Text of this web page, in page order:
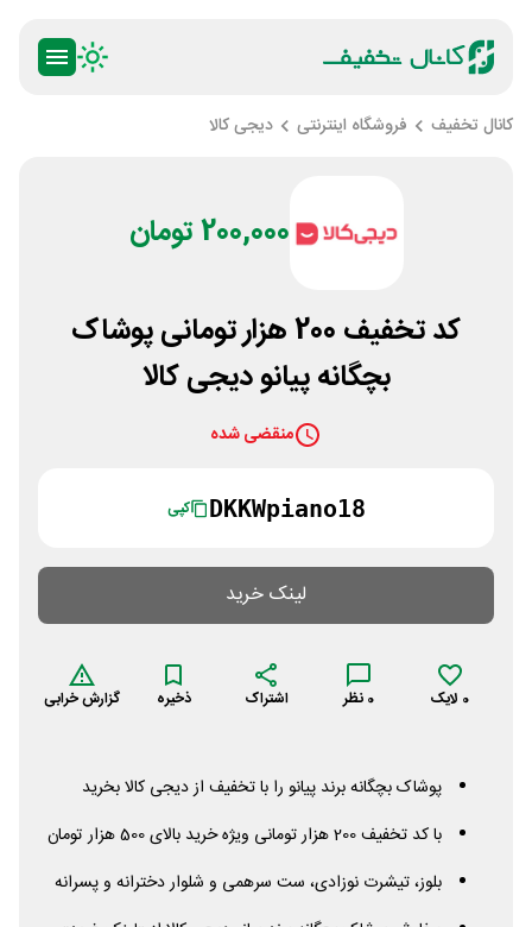
کانال تخفیف فروشگاه اینترنتی دیجی کالا
200,000 تومان
کد تخفیف 200 هزار تومانی پوشاک
بچگانه پیانو دیجی کالا
منقضی شده
DKKWpiano18 کپی
لینک خرید
0 لایک 0 نظر اشتراک ذخیره گزارش خرابی
پوشاک بچگانه برند پیانو را با تخفیف از دیجی کالا بخرید
با کد تخفیف 200 هزار تومانی ویژه خرید بالای 500 هزار تومان
بلوز، تیشرت نوزادی، ست سرهمی و شلوار دخترانه و پسرانه